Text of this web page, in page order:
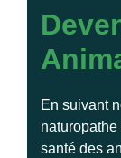
En suivant
santé des